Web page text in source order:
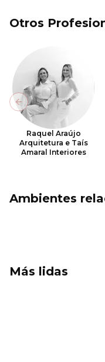
Otros
Raquel Araújo
Arquitetura e Taís
Amaral Interiores
Previous slide
Ambientes
Más lidas